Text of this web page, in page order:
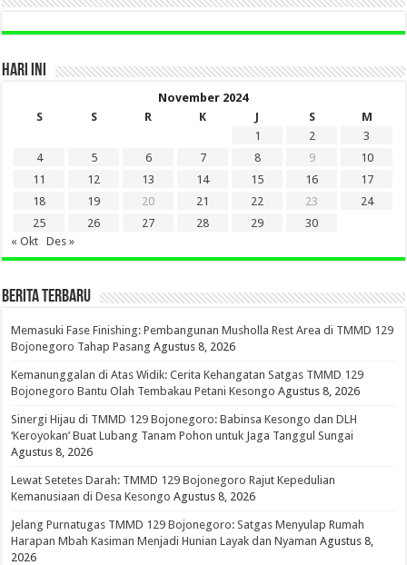
HARI INI
November 2024
S
S R K J S
M
1
2
3
4
5 6 7 8 9
10
11
12 13 14 15 16
17
18
19 20 21 22 23
24
25
26 27 28 29
30
« Okt
Des »
BERITA TERBARU
Memasuki Fase Finishing: Pembangunan Musholla Rest Area di TMMD 129
Bojonegoro Tahap Pasang Agustus 8, 2026
Kemanunggalan di Atas Widik: Cerita Kehangatan Satgas TMMD 129
Bojonegoro Bantu Olah Tembakau Petani Kesongo Agustus 8, 2026
Sinergi Hijau di TMMD 129 Bojonegoro: Babinsa Kesongo dan DLH
‘Keroyokan’ Buat Lubang Tanam Pohon untuk Jaga Tanggul Sungai
Agustus 8, 2026
Lewat Setetes Darah: TMMD 129 Bojonegoro Rajut Kepedulian
Kemanusiaan di Desa Kesongo Agustus 8, 2026
Jelang Purnatugas TMMD 129 Bojonegoro: Satgas Menyulap Rumah
Harapan Mbah Kasiman Menjadi Hunian Layak dan Nyaman Agustus 8,
2026